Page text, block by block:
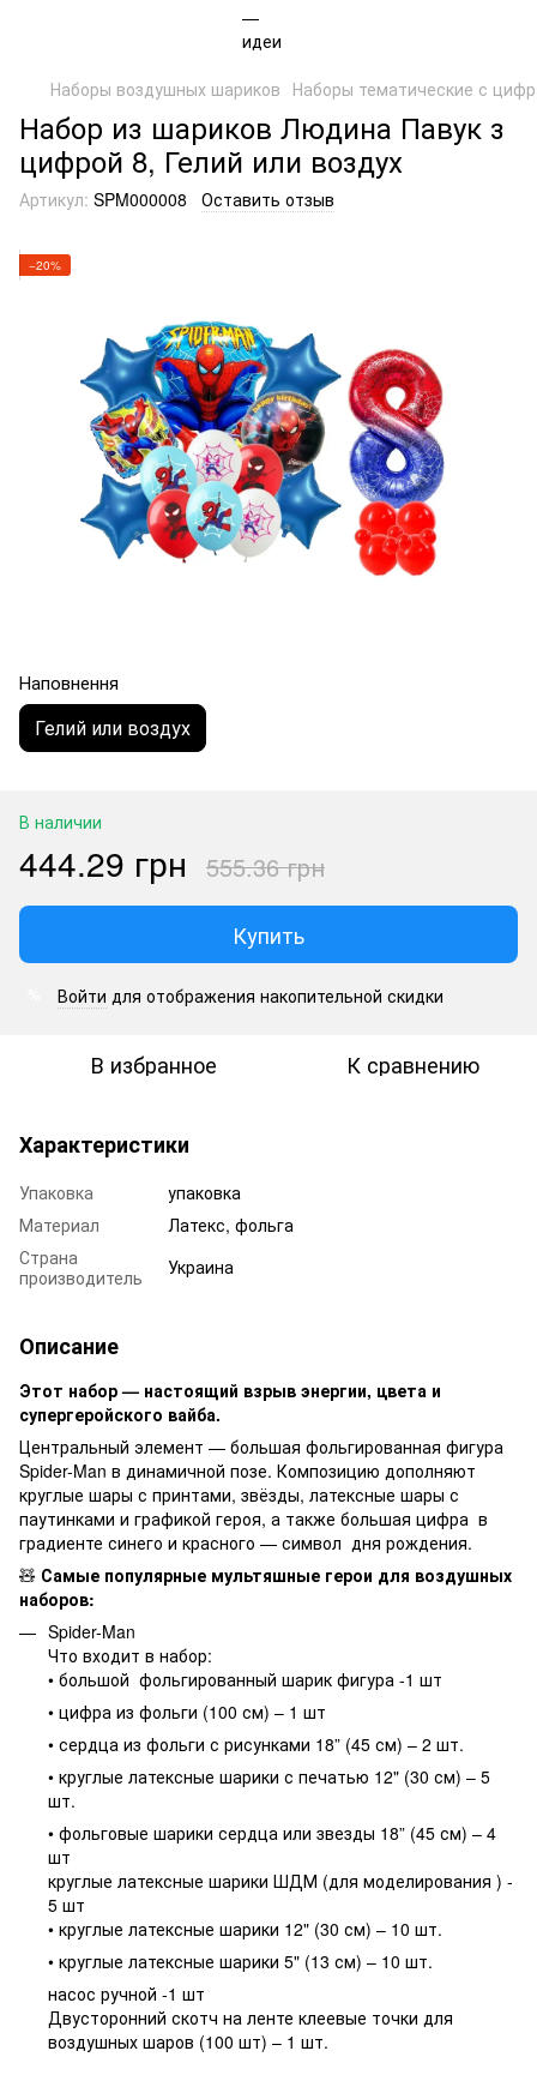
Наборы воздушных шариков Наборы тематические с
Набор из шариков Людина Павук з
цифрой 8, Гелий или воздух
Артикул: SPM000008 Оставить отзыв
−20%
Наповнення
Гелий или воздух
В наличии
444.29 грн 555.36 грн
Купить
Войти для отображения накопительной скидки
В избранное К сравнению
Характеристики
Упаковка
упаковка
Материал
Латекс, фольга
Страна
производитель
Украина
Описание
Этот набор — настоящий взрыв энергии, цвета и
супергеройского вайба.
Центральный элемент — большая фольгированная фигура
Spider-Man в динамичной позе. Композицию дополняют
круглые шары с принтами, звёзды, латексные шары с
паутинками и графикой героя, а также большая цифра в
градиенте синего и красного — символ дня рождения.
🧸 Самые популярные мультяшные герои для воздушных
наборов:
Spider-Man
Что входит в набор:
• большой фольгированный шарик фигура -1 шт
• цифра из фольги (100 см) – 1 шт
• сердца из фольги с рисунками 18” (45 см) – 2 шт.
• круглые латексные шарики с печатью 12" (30 см) – 5
шт.
• фольговые шарики сердца или звезды 18” (45 см) – 4
шт
круглые латексные шарики ШДМ (для моделирования ) -
5 шт
• круглые латексные шарики 12" (30 см) – 10 шт.
• круглые латексные шарики 5" (13 см) – 10 шт.
насос ручной -1 шт
Двусторонний скотч на ленте клеевые точки для
воздушных шаров (100 шт) – 1 шт.